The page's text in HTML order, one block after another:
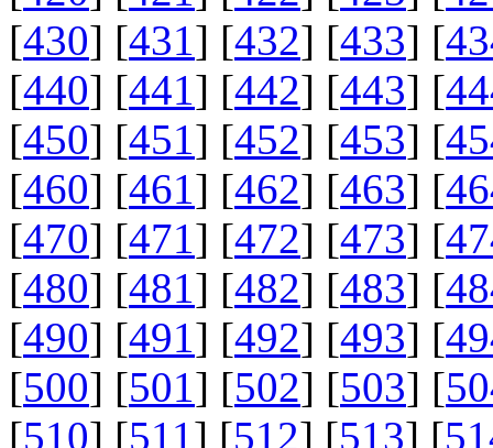
[430] [431] [432] [433] [
[440] [441] [442] [443] [
[450] [451] [452] [453] [
[460] [461] [462] [463] [
[470] [471] [472] [473] [
[480] [481] [482] [483] [
[490] [491] [492] [493] [
[500] [501] [502] [503] [
[510] [511] [512] [513] [